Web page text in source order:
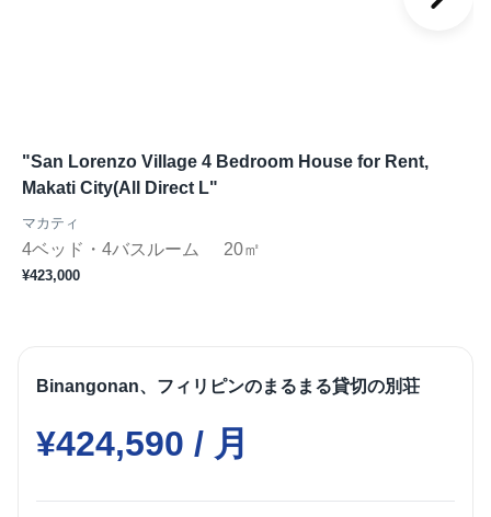
"San Lorenzo Village 4 Bedroom House for Rent,
Makati City(All Direct L"
マカティ
4ベッド・4バスルーム 20㎡
¥423,000
Binangonan、フィリピンのまるまる貸切の別荘
¥424,590 / 月